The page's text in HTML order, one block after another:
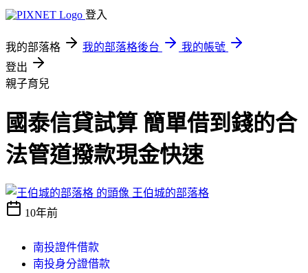
登入
我的部落格 我的部落格後台
我的帳號
登出
親子育兒
國泰信貸試算 簡單借到錢的合
法管道撥款現金快速
王伯城的部落格
10年前
南投證件借款
南投身分證借款